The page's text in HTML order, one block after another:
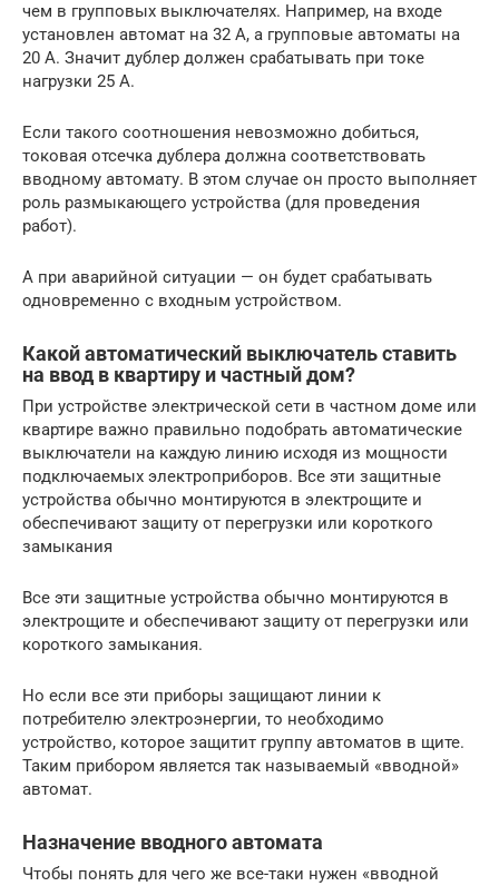
чем в групповых выключателях. Например, на входе
установлен автомат на 32 А, а групповые автоматы на
20 А. Значит дублер должен срабатывать при токе
нагрузки 25 А.
Если такого соотношения невозможно добиться,
токовая отсечка дублера должна соответствовать
вводному автомату. В этом случае он просто выполняет
роль размыкающего устройства (для проведения
работ).
А при аварийной ситуации — он будет срабатывать
одновременно с входным устройством.
Какой автоматический выключатель ставить
на ввод в квартиру и частный дом?
При устройстве электрической сети в частном доме или
квартире важно правильно подобрать автоматические
выключатели на каждую линию исходя из мощности
подключаемых электроприборов. Все эти защитные
устройства обычно монтируются в электрощите и
обеспечивают защиту от перегрузки или короткого
замыкания
Все эти защитные устройства обычно монтируются в
электрощите и обеспечивают защиту от перегрузки или
короткого замыкания.
Но если все эти приборы защищают линии к
потребителю электроэнергии, то необходимо
устройство, которое защитит группу автоматов в щите.
Таким прибором является так называемый «вводной»
автомат.
Назначение вводного автомата
Чтобы понять для чего же все-таки нужен «вводной